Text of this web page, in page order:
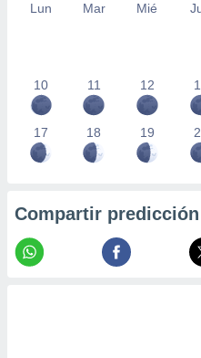
Lun Mar Mié
10 11 12
17 18 19
Compartir predicción